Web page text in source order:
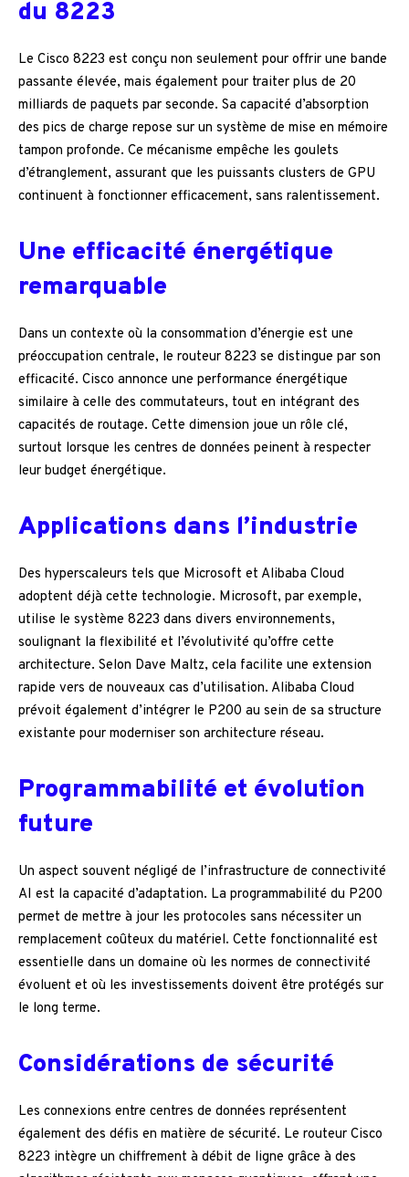
du 8223
Le Cisco 8223 est conçu non seulement pour offrir une bande
passante élevée, mais également pour traiter plus de 20
milliards de paquets par seconde. Sa capacité d’absorption
des pics de charge repose sur un système de mise en mémoire
tampon profonde. Ce mécanisme empêche les goulets
d’étranglement, assurant que les puissants clusters de GPU
continuent à fonctionner efficacement, sans ralentissement.
Une efficacité énergétique
remarquable
Dans un contexte où la consommation d’énergie est une
préoccupation centrale, le routeur 8223 se distingue par son
efficacité. Cisco annonce une performance énergétique
similaire à celle des commutateurs, tout en intégrant des
capacités de routage. Cette dimension joue un rôle clé,
surtout lorsque les centres de données peinent à respecter
leur budget énergétique.
Applications dans l’industrie
Des hyperscaleurs tels que Microsoft et Alibaba Cloud
adoptent déjà cette technologie. Microsoft, par exemple,
utilise le système 8223 dans divers environnements,
soulignant la flexibilité et l’évolutivité qu’offre cette
architecture. Selon Dave Maltz, cela facilite une extension
rapide vers de nouveaux cas d’utilisation. Alibaba Cloud
prévoit également d’intégrer le P200 au sein de sa structure
existante pour moderniser son architecture réseau.
Programmabilité et évolution
future
Un aspect souvent négligé de l’infrastructure de connectivité
AI est la capacité d’adaptation. La programmabilité du P200
permet de mettre à jour les protocoles sans nécessiter un
remplacement coûteux du matériel. Cette fonctionnalité est
essentielle dans un domaine où les normes de connectivité
évoluent et où les investissements doivent être protégés sur
le long terme.
Considérations de sécurité
Les connexions entre centres de données représentent
également des défis en matière de sécurité. Le routeur Cisco
8223 intègre un chiffrement à débit de ligne grâce à des